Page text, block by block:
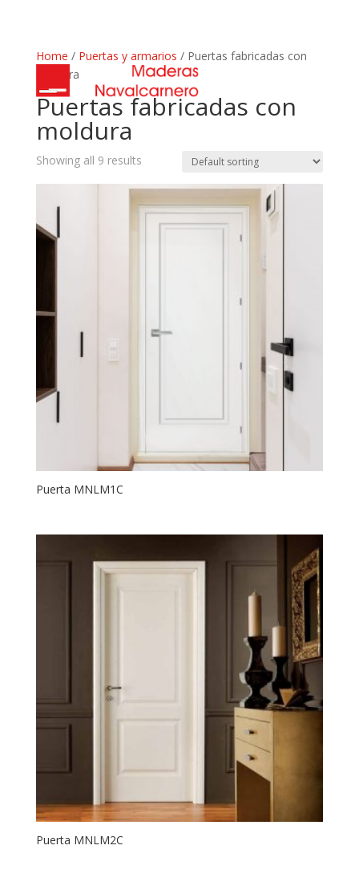
Home / Puertas y armarios / Puertas fabricadas con
moldura
Puertas fabricadas con
moldura
Showing all 9 results
Puerta MNLM1C
Puerta MNLM2C